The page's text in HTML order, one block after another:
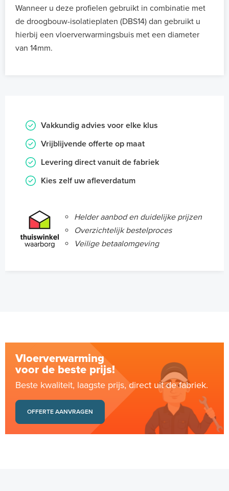
Wanneer u deze profielen gebruikt in combinatie met
de droogbouw-isolatieplaten (DBS14) dan gebruikt u
hierbij een vloerverwarmingsbuis met een diameter
van 14mm.
Vakkundig advies voor elke klus
Vrijblijvende offerte op maat
Levering direct vanuit de fabriek
Kies zelf uw afleverdatum
Helder aanbod en duidelijke prijzen
Overzichtelijk bestelproces
Veilige betaalomgeving
Vloerverwarming
voor de beste prijs!
Beste kwaliteit, laagste prijs, direct uit de fabriek.
OFFERTE AANVRAGEN